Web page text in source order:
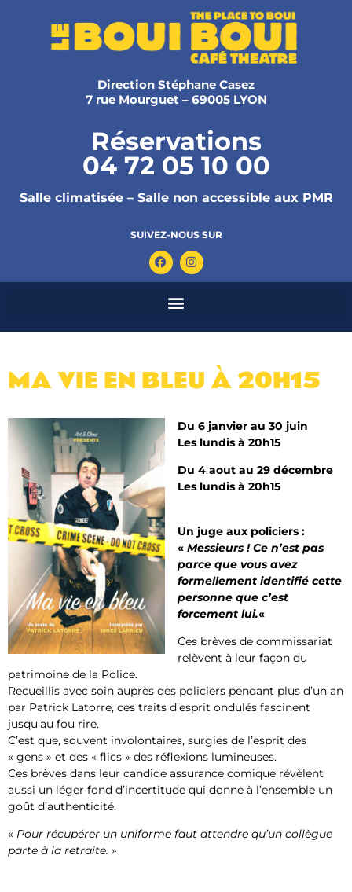
Direction Stéphane Casez
7 rue Mourguet – 69005 LYON
Réservations
04 72 05 10 00
Salle climatisée – Salle non accessible aux PMR
SUIVEZ-NOUS SUR
MA VIE EN BLEU​ À 20H15
Du 6 janvier au 30 juin
Les lundis à 20h15
Du 4 aout au 29 décembre
Les lundis à 20h15
Un juge aux policiers :
« Messieurs ! Ce n’est pas
parce que vous avez
formellement identifié cette
personne que c’est
forcement lui.«
Ces brèves de commissariat
relèvent à leur façon du
patrimoine de la Police.
Recueillis avec soin auprès des policiers pendant plus d’un an
par Patrick Latorre, ces traits d’esprit ondulés fascinent
jusqu’au fou rire.
C’est que, souvent involontaires, surgies de l’esprit des
« gens » et des « flics » des réflexions lumineuses.
Ces brèves dans leur candide assurance comique révèlent
aussi un léger fond d’incertitude qui donne à l’ensemble un
goût d’authenticité.
« Pour récupérer un uniforme faut attendre qu’un collègue
parte à la retraite. »